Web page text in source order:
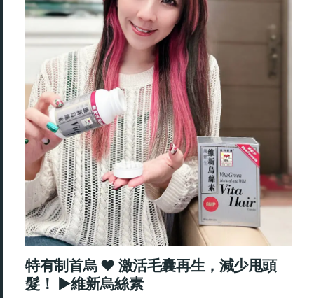
特有制首烏 ♥ 激活毛囊再生，減少甩頭
髮！ ►維新烏絲素